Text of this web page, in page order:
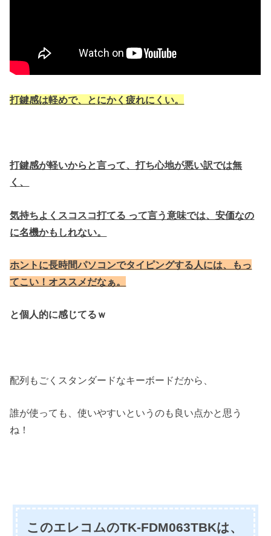
打鍵感は軽めで、とにかく疲れにくい。
打鍵感が軽いからと言って、打ち心地が悪い訳では無
く、
気持ちよくスコスコ打てる って言う意味では、安価なの
に名機かもしれない。
ホントに長時間パソコンでタイピングする人には、もっ
てこい！オススメだなぁ。
と個人的に感じてるｗ
配列もごくスタンダードなキーボードだから、
誰が使っても、使いやすいというのも良い点かと思う
ね！
このエレコムのTK-FDM063TBKは、